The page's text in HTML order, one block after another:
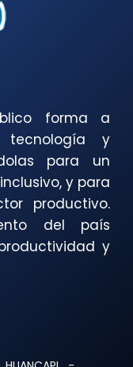
forma a
tecnología y
para un
y para
productivo.
del país
y